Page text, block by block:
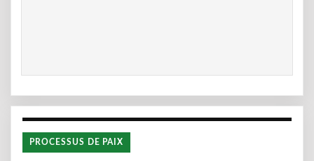
PROCESSUS DE PAIX